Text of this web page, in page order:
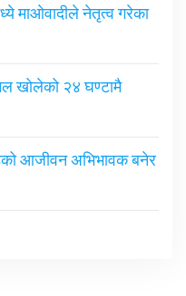
माओवादीले नेतृत्व गरेका
खोलेको २४ घण्टामै
आजीवन अभिभावक बनेर